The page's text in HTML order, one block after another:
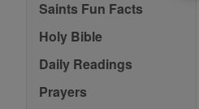
Saints Fun Facts
Holy Bible
Daily Readings
Prayers